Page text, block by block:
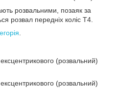
розвальними, позаяк за
розвал передніх коліс Т4.
(розвальний)
(розвальний)